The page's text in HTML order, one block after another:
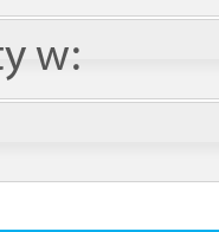
w: